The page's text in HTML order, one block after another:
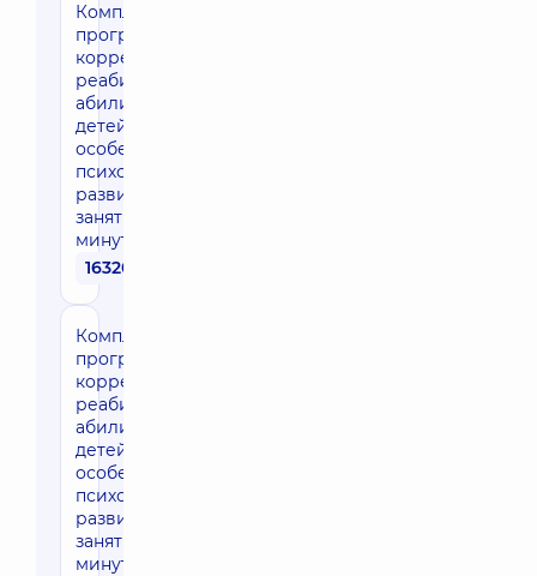
Комплексная
программа
коррекции /
реабилитации /
абилитации для
детей с
особенностями
психомоторного
развития — 16
занятий по 45
минут
16320 грн
Комплексная
программа
коррекции /
реабилитации /
абилитации для
детей с
особенностями
психомоторного
развития — 32
занятия по 45
минут